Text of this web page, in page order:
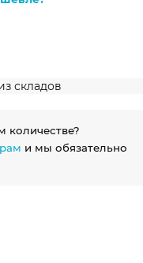
складов
количестве?
и мы обязательно